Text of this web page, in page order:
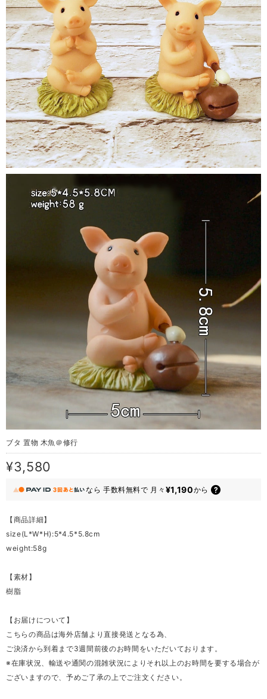
ブタ 置物 木魚＠修行
¥3,580
なら 手数料無料で 月々 ¥1,190から
【商品詳細】
size(L*W*H):5*4.5*5.8cm
weight:58g
【素材】
樹脂
【お届けについて】
こちらの商品は海外店舗より直接発送となる為、
ご決済から到着まで3週間前後のお時間をいただいております。
※在庫状況、輸送や通関の混雑状況によりそれ以上のお時間を要する場合が
ございますので、予めご了承の上でご注文ください。